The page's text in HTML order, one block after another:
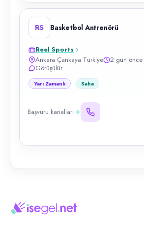
RS Basketbol Antrenörü
Reel Sports
Ankara Çankaya Türkiye
2 gün önce
Görüşülür
Yarı Zamanlı Saha
Başvuru kanalları